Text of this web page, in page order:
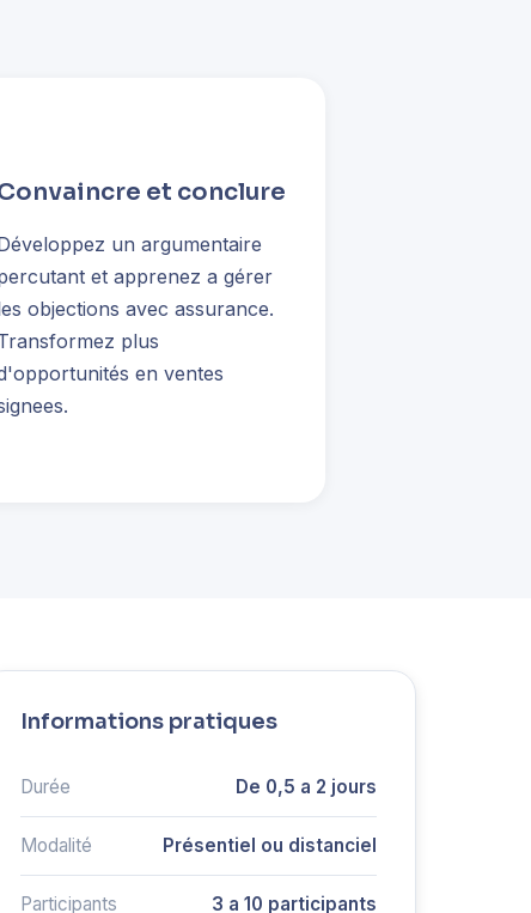
et conclure
un argumentaire
et apprenez a gérer
objections avec assurance.
plus
en ventes
Informations pratiques
Durée De 0,5 a 2 jours
Modalité Présentiel ou distanciel
Participants 3 a 10 participants